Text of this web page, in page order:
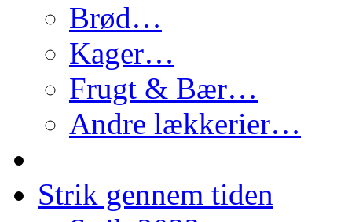
Brød…
Kager…
Frugt & Bær…
Andre lækkerier…
Strik gennem tiden